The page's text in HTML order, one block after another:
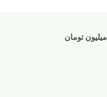
میلیون تومان